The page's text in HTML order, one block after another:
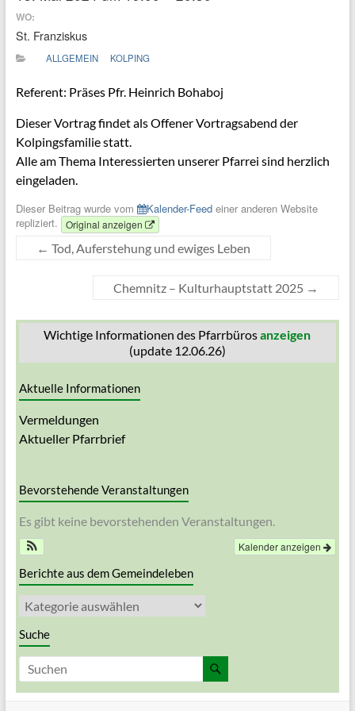
WO:
St. Franziskus
ALLGEMEIN KOLPING
Referent: Präses Pfr. Heinrich Bohaboj
Dieser Vortrag findet als Offener Vortragsabend der
Kolpingsfamilie statt.
Alle am Thema Interessierten unserer Pfarrei sind herzlich
eingeladen.
Dieser Beitrag wurde vom
Kalender-Feedeiner anderen Website
repliziert.
Original anzeigen
← Tod, Auferstehung und ewiges Leben
Chemnitz – Kulturhauptstatt 2025 →
Wichtige Informationen des Pfarrbürosanzeigen
(update 12.06.26)
Aktuelle Informationen
Vermeldungen
Aktueller Pfarrbrief
Bevorstehende Veranstaltungen
Es gibt keine bevorstehenden Veranstaltungen.
Kalender anzeigen
Berichte aus dem Gemeindeleben
Berichte
aus
dem
Gemeindeleben
Suche